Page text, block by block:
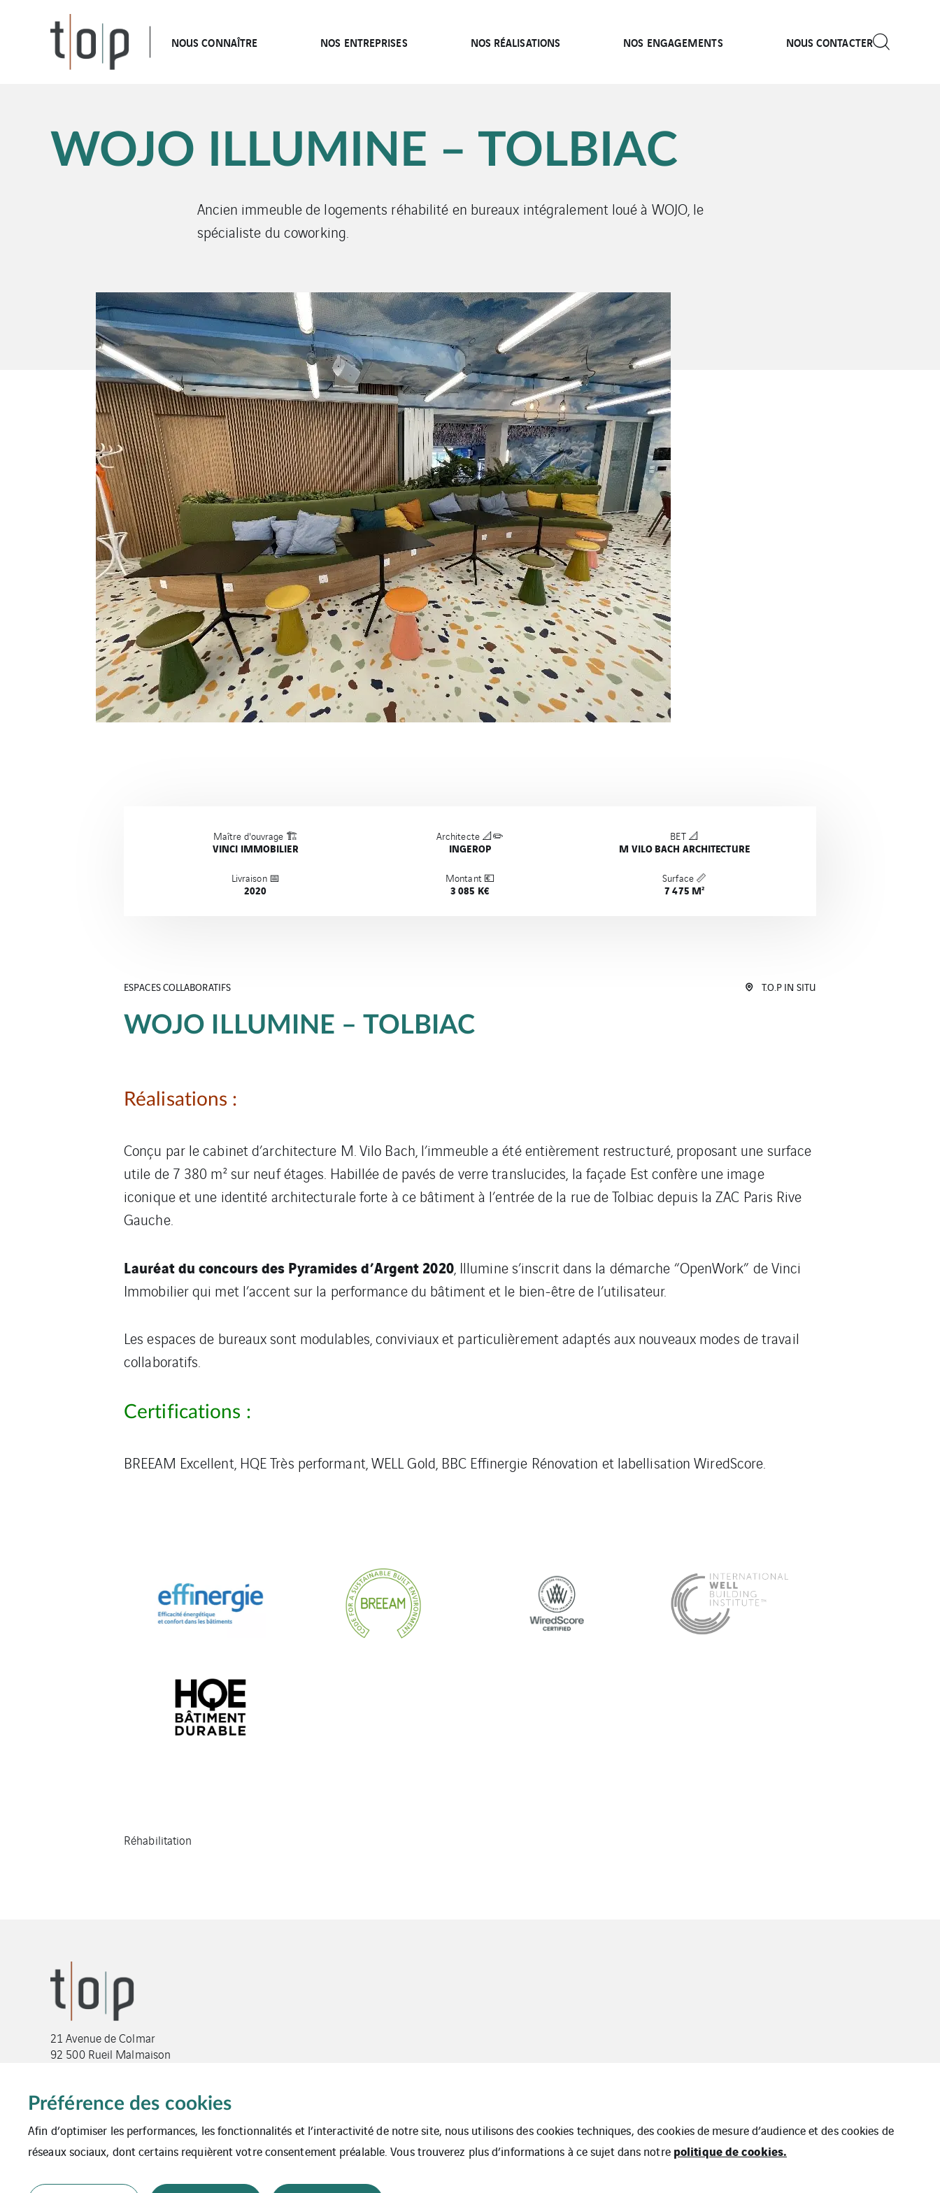
NOUS CONNAÎTRE NOS ENTREPRISES NOS RÉALISATIONS NOS ENGAGEMENTS NOUS CONTACTER
WOJO ILLUMINE – TOLBIAC
Ancien immeuble de logements réhabilité en bureaux intégralement loué à WOJO, le
spécialiste du coworking.
Maître d'ouvrage 🏗️
VINCI IMMOBILIER
Architecte 📐✏️
INGEROP
BET 📐
M VILO BACH ARCHITECTURE
Livraison 📅
2020
Montant 💶
3 085 K€
Surface 📏
7 475 M²
ESPACES COLLABORATIFS T.O.P IN SITU
WOJO ILLUMINE – TOLBIAC
Réalisations :
Conçu par le cabinet d’architecture M. Vilo Bach, l’immeuble a été entièrement restructuré, proposant une surface
utile de 7 380 m² sur neuf étages. Habillée de pavés de verre translucides, la façade Est confère une image
iconique et une identité architecturale forte à ce bâtiment à l’entrée de la rue de Tolbiac depuis la ZAC Paris Rive
Gauche.
Lauréat du concours des Pyramides d’Argent 2020, Illumine s’inscrit dans la démarche “OpenWork” de Vinci
Immobilier qui met l’accent sur la performance du bâtiment et le bien-être de l’utilisateur.
Les espaces de bureaux sont modulables, conviviaux et particulièrement adaptés aux nouveaux modes de travail
collaboratifs.
Certifications :
BREEAM Excellent, HQE Très performant, WELL Gold, BBC Effinergie Rénovation et labellisation WiredScore​.
Réhabilitation
21 Avenue de Colmar
92 500 Rueil Malmaison
genieclim@t-o-p.fr
Préférence des cookies
Afin d’optimiser les performances, les fonctionnalités et l’interactivité de notre site, nous utilisons des cookies techniques, des cookies de mesure d’audience et des cookies de
réseaux sociaux, dont certains requièrent votre consentement préalable. Vous trouverez plus d’informations à ce sujet dans notre politique de cookies.